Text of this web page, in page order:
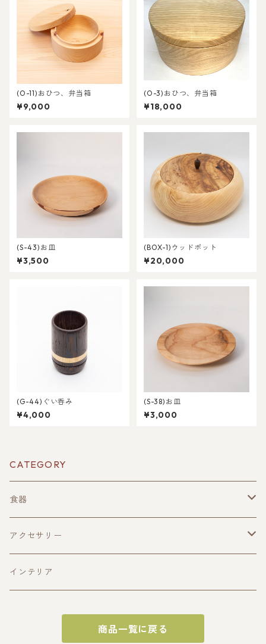
(O-11)おひつ、弁当箱
¥9,000
(O-3)おひつ、弁当箱
¥18,000
(S-43)お皿
¥3,500
(BOX-1)ウッドポット
¥20,000
(G-44)ぐい呑み
¥4,000
(S-38)お皿
¥3,000
CATEGORY
食器
酒器
ぐい呑み(寄木造)
皿
アクセサリー
ペンダント
インテリア
商品一覧に戻る